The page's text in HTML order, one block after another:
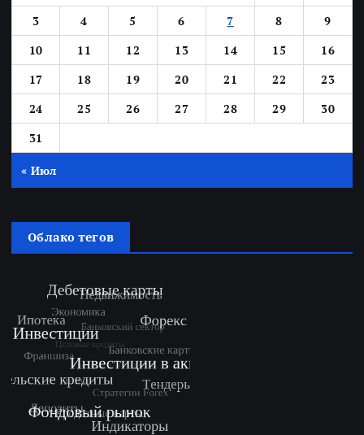
3
4 5 6 7 8
9
10
11 12 13 14 15
16
17
18 19 20 21 22
23
24
25 26 27 28 29
30
31
« Июл
Облако тегов